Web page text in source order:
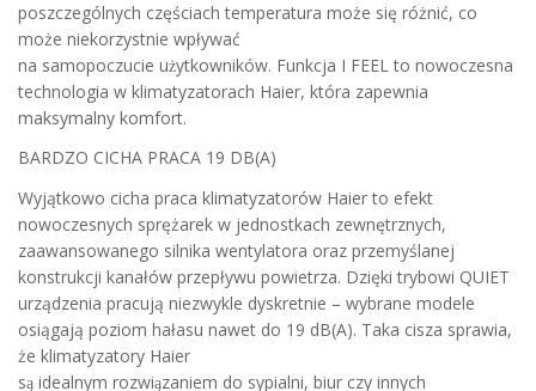
poszczególnych częściach temperatura może się różnić, co
może niekorzystnie wpływać
na samopoczucie użytkowników. Funkcja I FEEL to nowoczesna
technologia w klimatyzatorach Haier, która zapewnia
maksymalny komfort.
BARDZO CICHA PRACA 19 DB(A)
Wyjątkowo cicha praca klimatyzatorów Haier to efekt
nowoczesnych sprężarek w jednostkach zewnętrznych,
zaawansowanego silnika wentylatora oraz przemyślanej
konstrukcji kanałów przepływu powietrza. Dzięki trybowi QUIET
urządzenia pracują niezwykle dyskretnie – wybrane modele
osiągają poziom hałasu nawet do 19 dB(A). Taka cisza sprawia,
że klimatyzatory Haier
są idealnym rozwiązaniem do sypialni, biur czy innych